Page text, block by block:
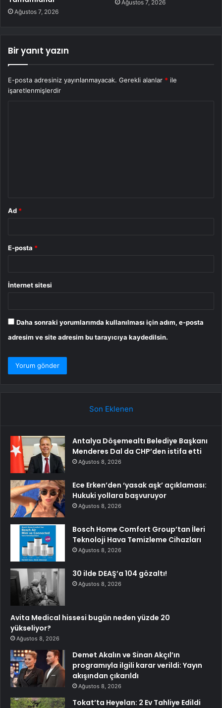
Ağustos 7, 2026
Ağustos 7, 2026
Bir yanıt yazın
E-posta adresiniz yayınlanmayacak. Gerekli alanlar * ile
işaretlenmişlerdir
Ad *
E-posta *
İnternet sitesi
Daha sonraki yorumlarımda kullanılması için adım, e-posta
adresim ve site adresim bu tarayıcıya kaydedilsin.
Son Eklenen
Antalya Döşemealtı Belediye Başkanı
Menderes Dal da CHP’den istifa etti
Ağustos 8, 2026
Ece Erken’den ‘yasak aşk’ açıklaması:
Hukuki yollara başvuruyor
Ağustos 8, 2026
Bosch Home Comfort Group’tan İleri
Teknoloji Hava Temizleme Cihazları
Ağustos 8, 2026
30 ilde DEAŞ’a 104 gözaltı!
Ağustos 8, 2026
Avita Medical hissesi bugün neden yüzde 20
yükseliyor?
Ağustos 8, 2026
Demet Akalın ve Sinan Akçıl’ın
programıyla ilgili karar verildi: Yayın
akışından çıkarıldı
Ağustos 8, 2026
Tokat’ta Heyelan: 2 Ev Tahliye Edildi